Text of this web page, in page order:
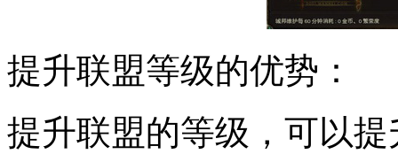
提升联盟等级的优势：
提升联盟的等级，可以